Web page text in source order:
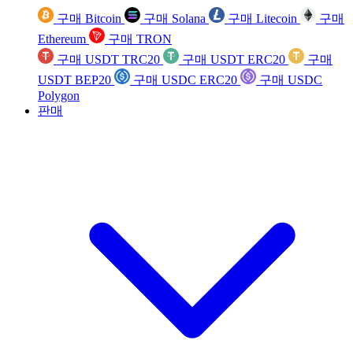
구매 Bitcoin 구매 Solana 구매 Litecoin
구매
Ethereum
구매 TRON
구매 USDT TRC20
구매 USDT ERC20
구매
USDT BEP20
구매 USDC ERC20
구매 USDC
Polygon
판매